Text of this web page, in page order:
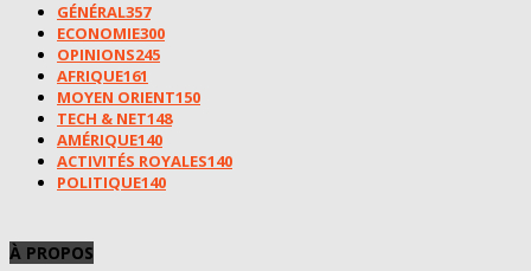
GÉNÉRAL357
ECONOMIE300
OPINIONS245
AFRIQUE161
MOYEN ORIENT150
TECH & NET148
AMÉRIQUE140
ACTIVITÉS ROYALES140
POLITIQUE140
À PROPOS